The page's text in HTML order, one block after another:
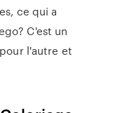
ce qui a
C'est un
l'autre et